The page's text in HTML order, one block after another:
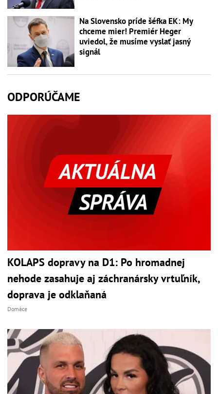
Na Slovensko príde šéfka EK: My
chceme mier! Premiér Heger
uviedol, že musíme vyslať jasný
signál
ODPORÚČAME
KOLAPS dopravy na D1: Po hromadnej
nehode zasahuje aj záchranársky vrtuľník,
doprava je odklaňaná
Domáce